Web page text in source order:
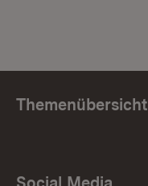
Themenübersicht